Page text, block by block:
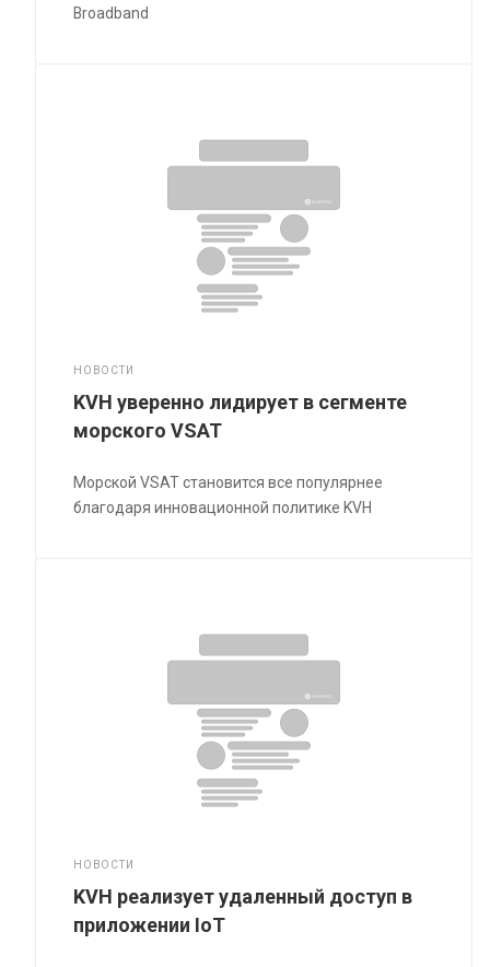
Broadband
НОВОСТИ
KVH уверенно лидирует в сегменте
морского VSAT
Морской VSAT становится все популярнее
благодаря инновационной политике KVH
НОВОСТИ
KVH реализует удаленный доступ в
приложении IoT